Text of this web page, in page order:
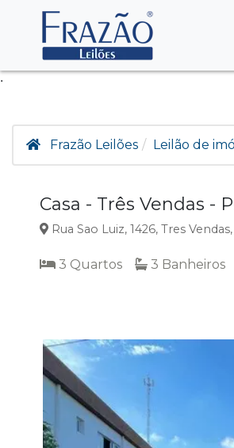
.
Frazão Leilões Leilão de
Casa - Três Vendas -
Rua Sao Luiz, 1426, Tres
3 Quartos 3 Banheiros